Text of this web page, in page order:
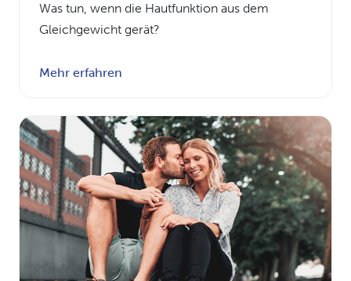
Was tun, wenn die Hautfunktion aus dem
Gleichgewicht gerät?
Mehr erfahren